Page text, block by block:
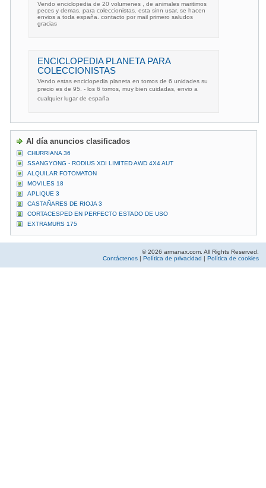
Vendo enciclopedia de 20 volumenes , de animales maritimos
peces y demas, para coleccionistas. esta sinn usar, se hacen
envios a toda españa. contacto por mail primero saludos
gracias
ENCICLOPEDIA PLANETA PARA
COLECCIONISTAS
Vendo estas enciclopedia planeta en tomos de 6 unidades su
precio es de 95. - los 6 tomos, muy bien cuidadas, envio a
cualquier lugar de españa
Al día anuncios clasificados
CHURRIANA 36
SSANGYONG - RODIUS XDI LIMITED AWD 4X4 AUT
ALQUILAR FOTOMATON
MOVILES 18
APLIQUE 3
CASTAÑARES DE RIOJA 3
CORTACESPED EN PERFECTO ESTADO DE USO
EXTRAMURS 175
© 2026 armanax.com. All Rights Reserved.
Contáctenos | Política de privacidad | Política de cookies